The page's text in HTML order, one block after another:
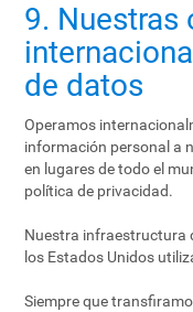
9. Nuestras
de datos
Operamos
información personal a
en lugares de todo el
política de privacidad.
Nuestra infraestructura
los Estados Unidos
Siempre que